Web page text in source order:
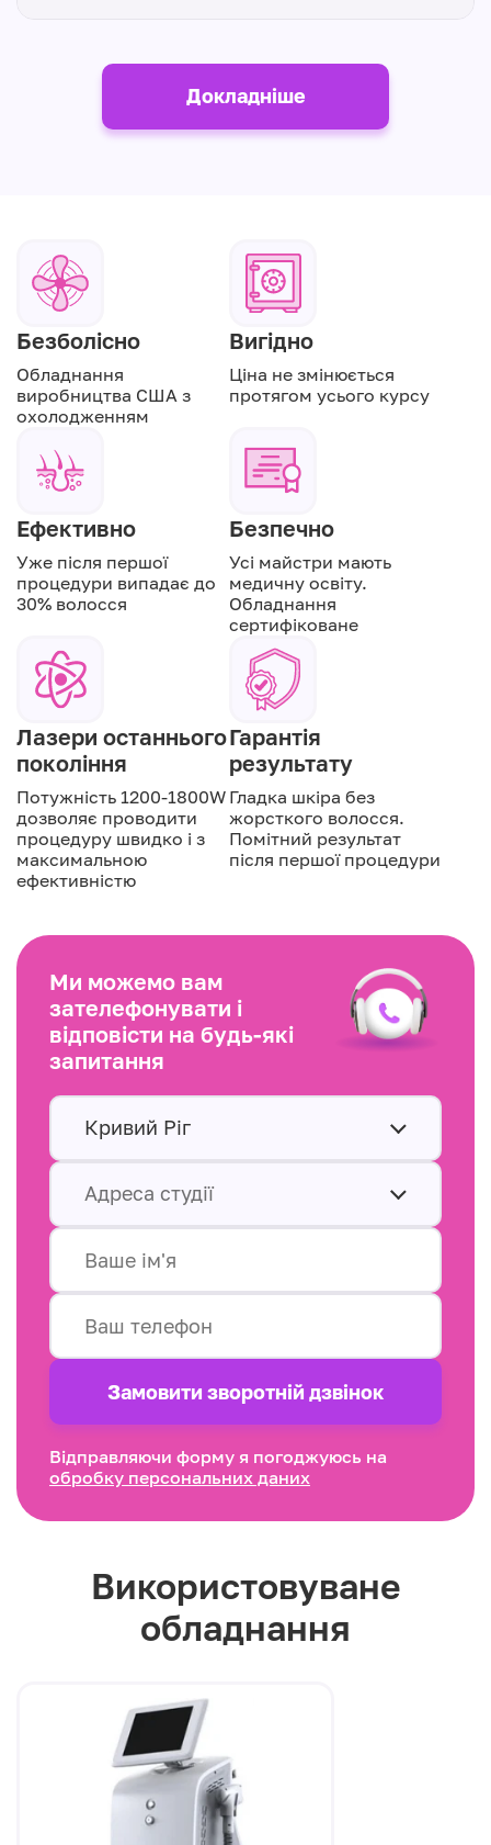
Докладніше
Безболісно
Обладнання
виробництва США з
охолодженням
Вигідно
Ціна не змінюється
протягом усього курсу
Ефективно
Уже після першої
процедури випадає до
30% волосся
Безпечно
Усі майстри мають
медичну освіту.
Обладнання
сертифіковане
Лазери останнього
покоління
Потужність 1200-1800W
дозволяє проводити
процедуру швидко і з
максимальною
ефективністю
Гарантія
результату
Гладка шкіра без
жорсткого волосся.
Помітний результат
після першої процедури
Ми можемо вам
зателефонувати і
відповісти на будь-які
запитання
Кривий Ріг
Адреса студії
Замовити зворотнiй дзвінок
Відправляючи форму я погоджуюсь на
обробку персональних даних
Використовуване
обладнання